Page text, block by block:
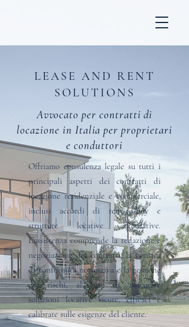
LEASE AND RENT
SOLUTIONS
Avvocato per contratti di
locazione in Italia per proprietari
e conduttori
Offriamo consulenza legale su tutti i
principali aspetti dei contratti di
locazione residenziale e commerciale,
inclusi accordi di rent-to-buy e
strutture locative alternative.
L’assistenza comprende la redazione e
negoziazione dei contratti, la verifica
di conformità normativa e la gestione
dei rischi, al fine di assicurare
soluzioni locative sicure, efficaci e
calibrate sulle esigenze del cliente.